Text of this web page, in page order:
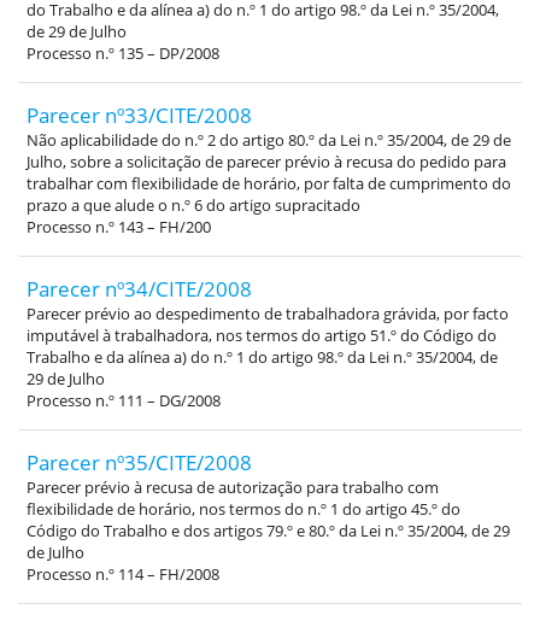
do Trabalho e da alínea a) do n.º 1 do artigo 98.º da Lei n.º 35/2004,
de 29 de Julho
Processo n.º 135 – DP/2008
Parecer nº33/CITE/2008
Não aplicabilidade do n.º 2 do artigo 80.º da Lei n.º 35/2004, de 29 de
Julho, sobre a solicitação de parecer prévio à recusa do pedido para
trabalhar com flexibilidade de horário, por falta de cumprimento do
prazo a que alude o n.º 6 do artigo supracitado
Processo n.º 143 – FH/200
Parecer nº34/CITE/2008
Parecer prévio ao despedimento de trabalhadora grávida, por facto
imputável à trabalhadora, nos termos do artigo 51.º do Código do
Trabalho e da alínea a) do n.º 1 do artigo 98.º da Lei n.º 35/2004, de
29 de Julho
Processo n.º 111 – DG/2008
Parecer nº35/CITE/2008
Parecer prévio à recusa de autorização para trabalho com
flexibilidade de horário, nos termos do n.º 1 do artigo 45.º do
Código do Trabalho e dos artigos 79.º e 80.º da Lei n.º 35/2004, de 29
de Julho
Processo n.º 114 – FH/2008